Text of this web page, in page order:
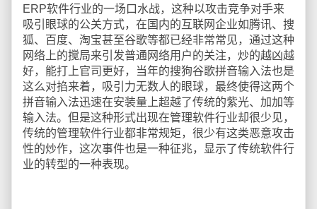
ERP软件行业的一场口水战，这种以攻击竞争对手来
吸引眼球的公关方式，在国内的互联网企业如腾讯、搜
狐、百度、淘宝甚至谷歌等都已经非常常见，通过这种
网络上的搅局来引发普通网络用户的关注，炒的越凶越
好，能打上官司更好，当年的搜狗谷歌拼音输入法也是
这么对掐来着，吸引力无数人的眼球，最终使得这两个
拼音输入法迅速在安装量上超越了传统的紫光、加加等
输入法。但是这种形式出现在管理软件行业却很少见，
传统的管理软件行业都非常规矩，很少有这类恶意攻击
性的炒作，这次事件也是一种征兆，显示了传统软件行
业的转型的一种表现。